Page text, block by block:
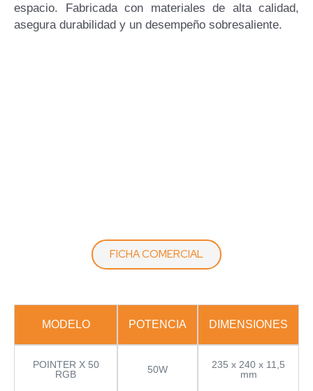
espacio. Fabricada con materiales de alta calidad,
asegura durabilidad y un desempeño sobresaliente.
FICHA COMERCIAL
MODELO POTENCIA DIMENSIONES
POINTER X 50
RGB
50W
235 x 240 x 11,5
mm